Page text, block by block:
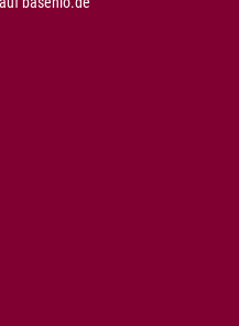
Fenster